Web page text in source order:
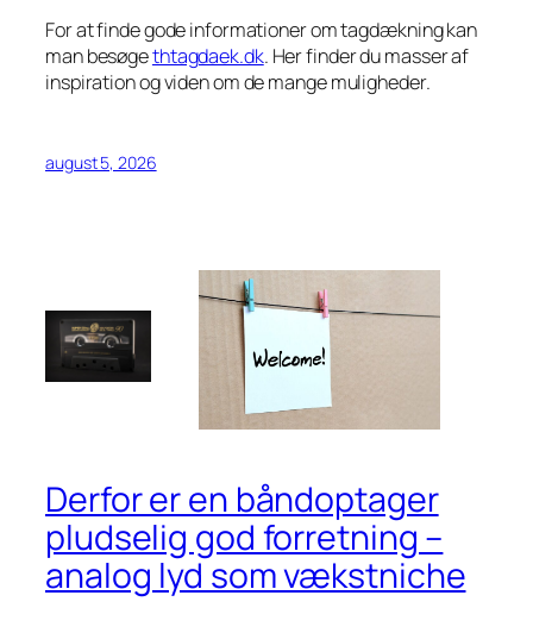
For at finde gode informationer om tagdækning kan
man besøgethtagdaek.dk. Her finder du masser af
inspiration og viden om de mange muligheder.
august 5, 2026
Derfor er en båndoptager
pludselig god forretning –
analog lyd som vækstniche